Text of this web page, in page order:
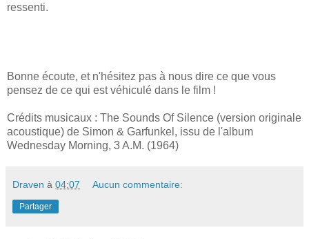
ressenti.
Bonne écoute, et n'hésitez pas à nous dire ce que vous
pensez de ce qui est véhiculé dans le film !
Crédits musicaux : The Sounds Of Silence (version originale
acoustique) de Simon & Garfunkel, issu de l'album
Wednesday Morning, 3 A.M. (1964)
Draven à 04:07 Aucun commentaire:
Partager